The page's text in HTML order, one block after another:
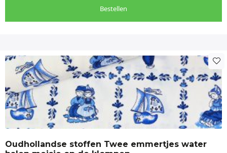
Bestellen
Oudhollandse stoffen Twee emmertjes water